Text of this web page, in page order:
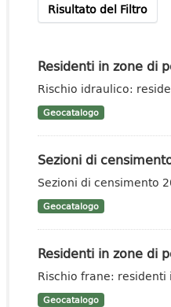
Risultato del Filtro
Residenti in zone di
Rischio idraulico:
Geocatalogo
Sezioni di
Sezioni di censimento
Geocatalogo
Residenti in zone di
Rischio frane:
Geocatalogo